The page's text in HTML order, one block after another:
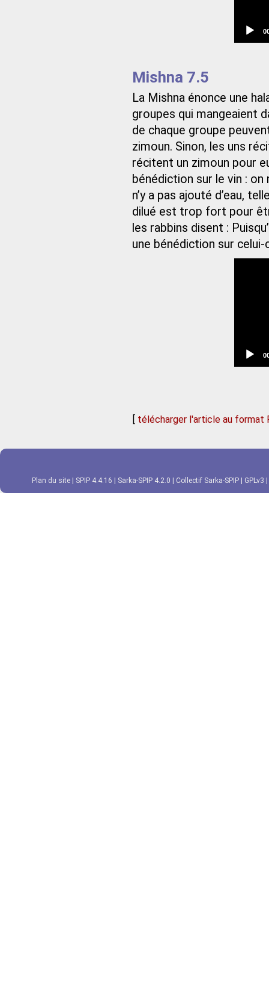
Mishna 7.5
La Mishna énonce une
groupes qui mangeaient
de chaque groupe
zimoun. Sinon, les uns
récitent un zimoun pour
bénédiction sur le vin :
n’y a pas ajouté d’eau,
dilué est trop fort pour
les rabbins disent :
une bénédiction sur celui-
[ télécharger l'article au format
Plan du site SPIP 4.4.16 Sarka-SPIP 4.2.0 Collectif Sarka-SPIP GPLv3